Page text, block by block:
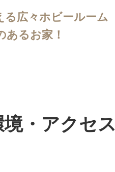
る広々ホビールーム
あるお家！
境・アクセス